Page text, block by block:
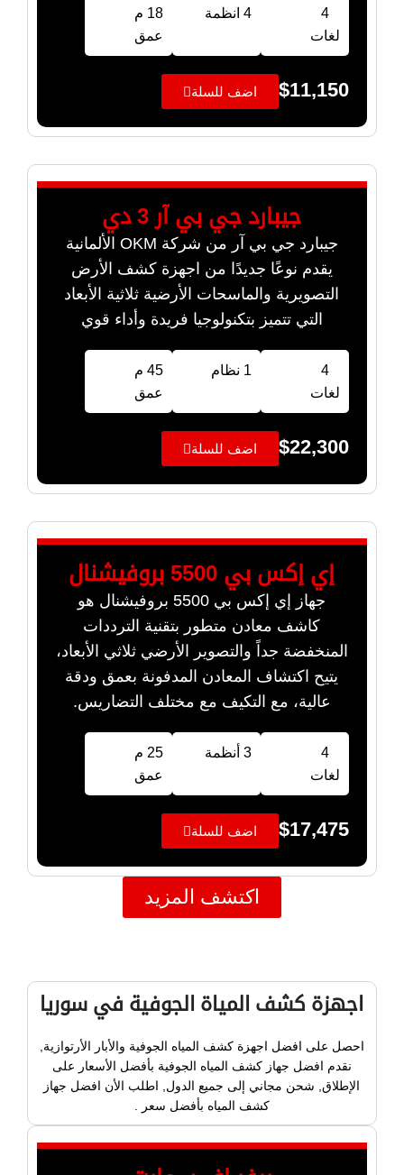
4
لغات
4 انظمة
18 م
عمق
$11,150 اضف للسلة
جيبارد جي بي آر 3 دي
جيبارد جي بي آر من شركة OKM الألمانية
يقدم نوعًا جديدًا من اجهزة كشف الأرض
التصويرية والماسحات الأرضية ثلاثية الأبعاد
التي تتميز بتكنولوجيا فريدة وأداء قوي
4
لغات
1 نظام
45 م
عمق
$22,300 اضف للسلة
إي إكس بي 5500 بروفيشنال
جهاز إي إكس بي 5500 بروفيشنال هو
كاشف معادن متطور بتقنية الترددات
المنخفضة جداً والتصوير الأرضي ثلاثي الأبعاد،
يتيح اكتشاف المعادن المدفونة بعمق ودقة
عالية، مع التكيف مع مختلف التضاريس.
4
لغات
3 أنظمة
25 م
عمق
$17,475 اضف للسلة
اكتشف المزيد
اجهزة كشف المياة الجوفية في سوريا
احصل على افضل اجهزة كشف المياه الجوفية والأبار الأرتوازية,
نقدم افضل جهاز كشف المياه الجوفية بأفضل الأسعار على
الإطلاق, شحن مجاني إلى جميع الدول, اطلب الأن افضل جهاز
كشف المياه بأفضل سعر .